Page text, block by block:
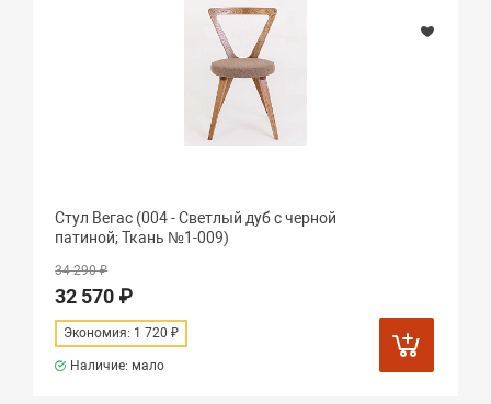
Стул Вегас (004 - Светлый дуб с черной
патиной; Ткань №1-009)
34 290 ₽
32 570 ₽
Экономия: 1 720 ₽
Наличие: мало